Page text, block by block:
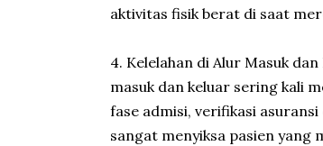
aktivitas fisik berat di saat
4. Kelelahan di Alur Masuk
masuk dan keluar sering kali
fase admisi, verifikasi
sangat menyiksa pasien yang